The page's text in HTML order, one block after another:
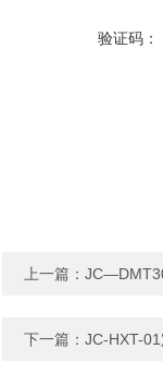
验证码：
上一篇：
下一篇： JC-HXT-